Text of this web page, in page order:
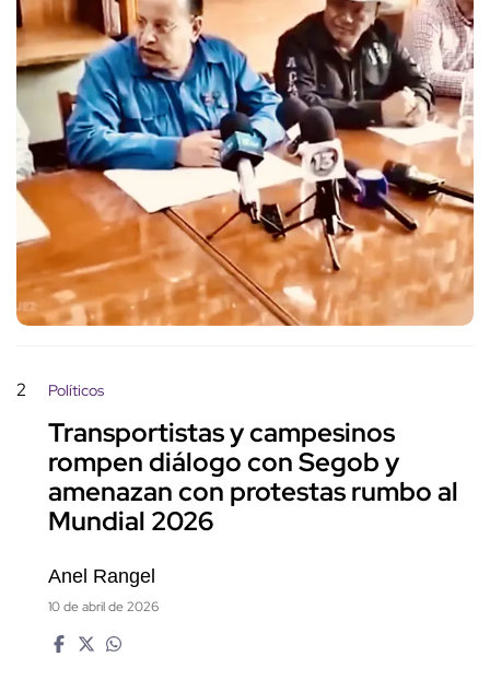
2 Políticos
Transportistas y campesinos
rompen diálogo con Segob y
amenazan con protestas rumbo al
Mundial 2026
Anel Rangel
10 de abril de 2026